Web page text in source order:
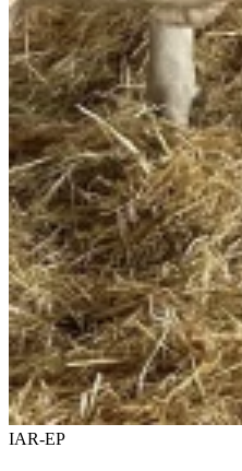
IAR-EP